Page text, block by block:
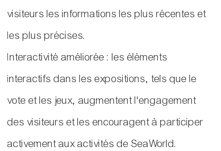
visiteurs les informations les plus récentes et
les plus précises.
Interactivité améliorée : les éléments
interactifs dans les expositions, tels que le
vote et les jeux, augmentent l'engagement
des visiteurs et les encouragent à participer
activement aux activités de SeaWorld.